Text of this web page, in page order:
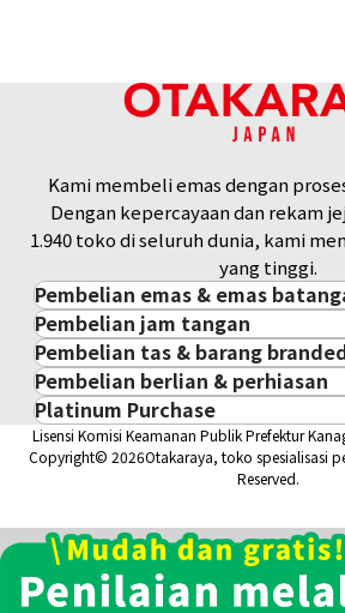
Referensi Harga Buyback
Rp 449.043.794
Kami membeli emas dengan
Dengan kepercayaan dan rekam
1.940 toko di seluruh dunia, kami
yang tinggi.
Pembelian emas & emas
Pembelian emas & emas
Emas Batangan / Gold Bar
Koin Emas
Harga Pasar Emas / Kurs Emas
Aksesoris Emas
Pembelian jam tangan
Pembelian jam tangan
ROLEX
PATEK PHILIPPE
AUDEMARS PIGUET
VACHERON CONSTANTIN
BREGUEST
Pembelian tas & barang
Pembelian tas & barang branded
Cartier
LOUIS VUITTON
Hermès
CELINE
Fendi
Dior
Pembelian berlian & perhiasan
Pembelian berlian & perhiasan
Berlian
Zamrud
Rubi
Platinum Purchase
Platinum
Lisensi Komisi Keamanan Publik Prefektur
Copyright© 2026Otakaraya, toko spesialisasi
Reserved.